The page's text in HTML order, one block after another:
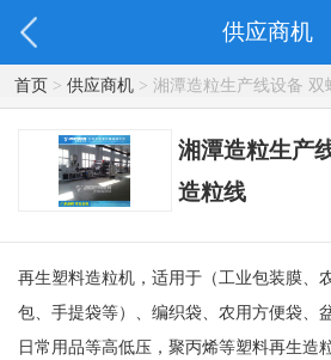
供应商机
首页> 供应商机> 湘潭造粒生产线设备 双
湘潭造粒生产
造粒线
再生塑料造粒机，适用于（工业包装膜、
包、手提袋等）、编织袋、农用方便袋、
日常用品等高低压，聚丙烯等塑料再生造